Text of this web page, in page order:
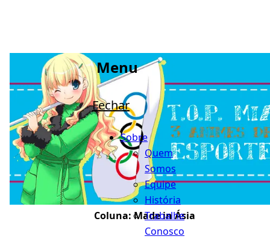
Menu
Fechar
Sobre
Quem
Somos
Equipe
História
Trabalhe
Conosco
Coluna:Made in Ásia